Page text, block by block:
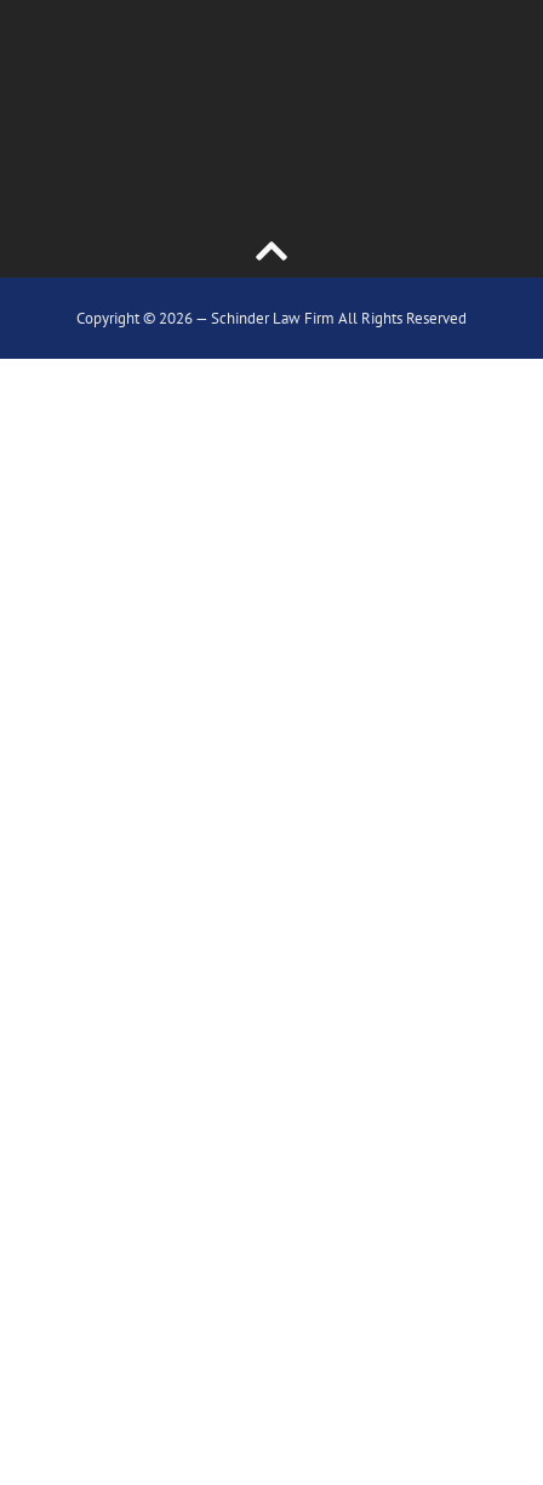
Copyright © 2026 — Schinder Law Firm All Rights Reserved